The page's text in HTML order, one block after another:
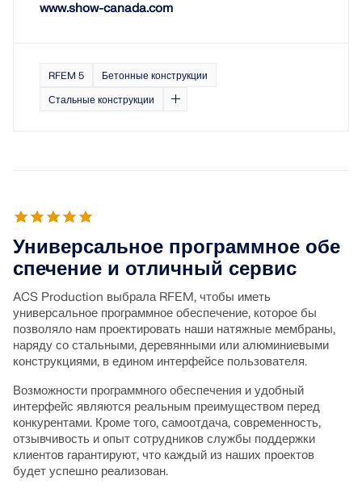
www.show-canada.com
RFEM 5
Бетонные конструкции
Стальные конструкции
Универсальное программное обе
спечение и отличный сервис
ACS Production выбрала RFEM, чтобы иметь
универсальное программное обеспечение, которое бы
позволяло нам проектировать наши натяжные мембраны,
наряду со стальными, деревянными или алюминиевыми
конструкциями, в едином интерфейсе пользователя.
Возможности программного обеспечения и удобный
интерфейс являются реальным преимуществом перед
конкурентами. Кроме того, самоотдача, современность,
отзывчивость и опыт сотрудников службы поддержки
клиентов гарантируют, что каждый из наших проектов
будет успешно реализован.